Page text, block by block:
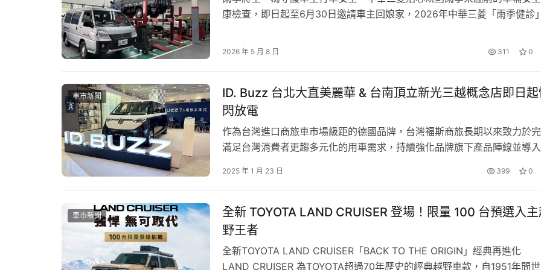
圖／MAZDA 北台中旗艦據點由日本現代工業設計先驅——GK 設計集團（GK Design Group）操刀規劃。
康檢查，即日起至6月30日邀請車主回娘家，2026年中華三菱「雨季健診
出「五大貼心禮遇」，包含零件優惠、滿額好禮，體貼車主荷包，全方位守
2026 年 5 月 8 日 311 0
車市新聞
ID. Buzz 台北大直美麗華 & 台南頂立新光三越概念店即日
閃放電
作為台灣進口商旅車市場級距的德國品牌，台灣福斯商旅長期以來致力於
滿足台灣消費者更趨多元化的用車需求，持續強化品牌旗下產品陣線並導入
體驗福斯商旅新世代全能7人座電旅ID. Buzz的魅力，台灣福斯商旅特別在
2025 年 1 月 23 日 399 0
車市新聞
全新 TOYOTA LAND CRUISER 登場！限量 100 台預選入
野王者
全新TOYOTA LAND CRUISER「BACK TO THE ORIGIN」經典再進化
LAND CRUISER 為TOYOTA超過70年歷史的經典越野車款，自1951年問世